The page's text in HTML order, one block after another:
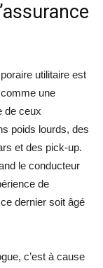
utilitaire est
une
de ceux
poids lourds, des
et des pick-up.
le conducteur
de
dernier soit âgé
c’est à cause